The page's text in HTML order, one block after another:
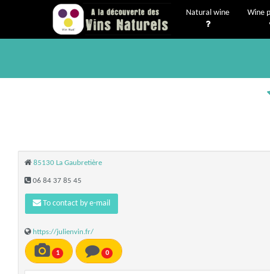
Natural wine Wine
85130 La Gaubretière
06 84 37 85 45
To contact by e-mail
https://julienvin.fr/
1 0